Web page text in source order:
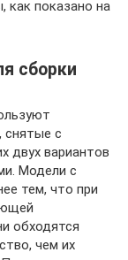
как показано на
сборки
снятые с
двух вариантов
Модели с
тем, что при
обходятся
чем их